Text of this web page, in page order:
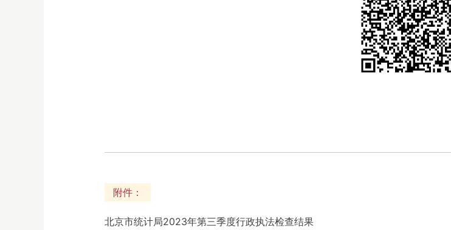
附件：
北京市统计局2023年第三季度行政执法检查结果